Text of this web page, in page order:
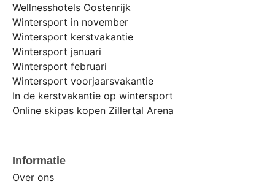
Wellnesshotels Oostenrijk
Wintersport in november
Wintersport kerstvakantie
Wintersport januari
Wintersport februari
Wintersport voorjaarsvakantie
In de kerstvakantie op wintersport
Online skipas kopen Zillertal Arena
Informatie
Over ons